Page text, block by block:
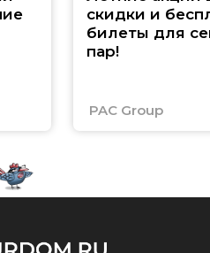
скидки и
билеты для
пар!
PAC Group